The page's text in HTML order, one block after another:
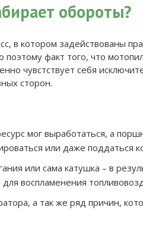
обороты?
в котором задействованы
факт того, что
чувстствует себя
сторон.
мог выработаться, а
или даже поддаться
или сама катушка – в
воспламенения
а так же ряд причин,